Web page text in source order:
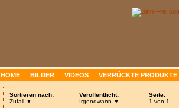
HOME BILDER VIDEOS VERRÜCKTE PRODUKTE
Sortieren nach:
Zufall ▼
Veröffentlicht:
Irgendwann ▼
Seite:
1 von 1